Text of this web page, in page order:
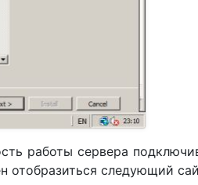
работы сервера
отобразиться следующий